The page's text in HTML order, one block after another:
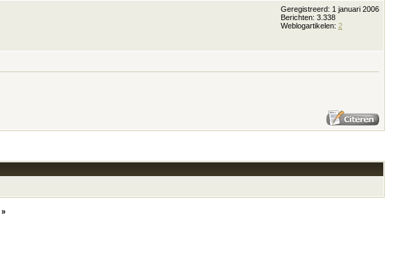
Geregistreerd: 1 januari 2006
Berichten: 3.338
Weblogartikelen: 2
»